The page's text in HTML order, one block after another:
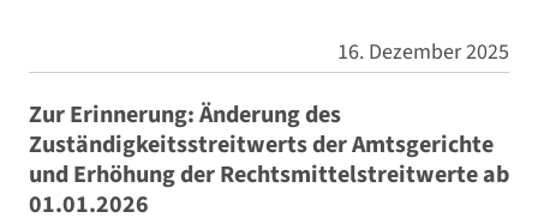
16. Dezember 2025
Zur Erinnerung: Änderung des
Zuständigkeitsstreitwerts der Amtsgerichte
und Erhöhung der Rechtsmittelstreitwerte ab
01.01.2026